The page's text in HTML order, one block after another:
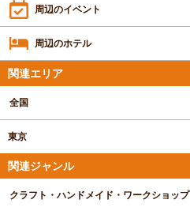
周辺のイベント
周辺のホテル
関連エリア
全国
東京
関連ジャンル
クラフト・ハンドメイド・ワークショップ